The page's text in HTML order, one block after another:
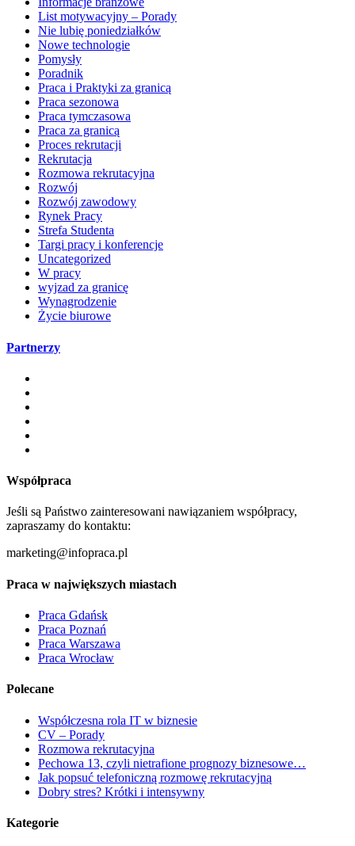
List motywacyjny – Porady
Nie lubię poniedziałków
Nowe technologie
Pomysły
Poradnik
Praca i Praktyki za granicą
Praca sezonowa
Praca tymczasowa
Praca za granicą
Proces rekrutacji
Rekrutacja
Rozmowa rekrutacyjna
Rozwój
Rozwój zawodowy
Rynek Pracy
Strefa Studenta
Targi pracy i konferencje
Uncategorized
W pracy
wyjzad za granicę
Wynagrodzenie
Życie biurowe
Partnerzy
Współpraca
Jeśli są Państwo zainteresowani nawiązaniem współpracy,
zapraszamy do kontaktu:
marketing@infopraca.pl
Praca w największych miastach
Praca Gdańsk
Praca Poznań
Praca Warszawa
Praca Wrocław
Polecane
Współczesna rola IT w biznesie
CV – Porady
Rozmowa rekrutacyjna
Pechowa 13, czyli nietrafione prognozy biznesowe…
Jak popsuć telefoniczną rozmowę rekrutacyjną
Dobry stres? Krótki i intensywny
Kategorie